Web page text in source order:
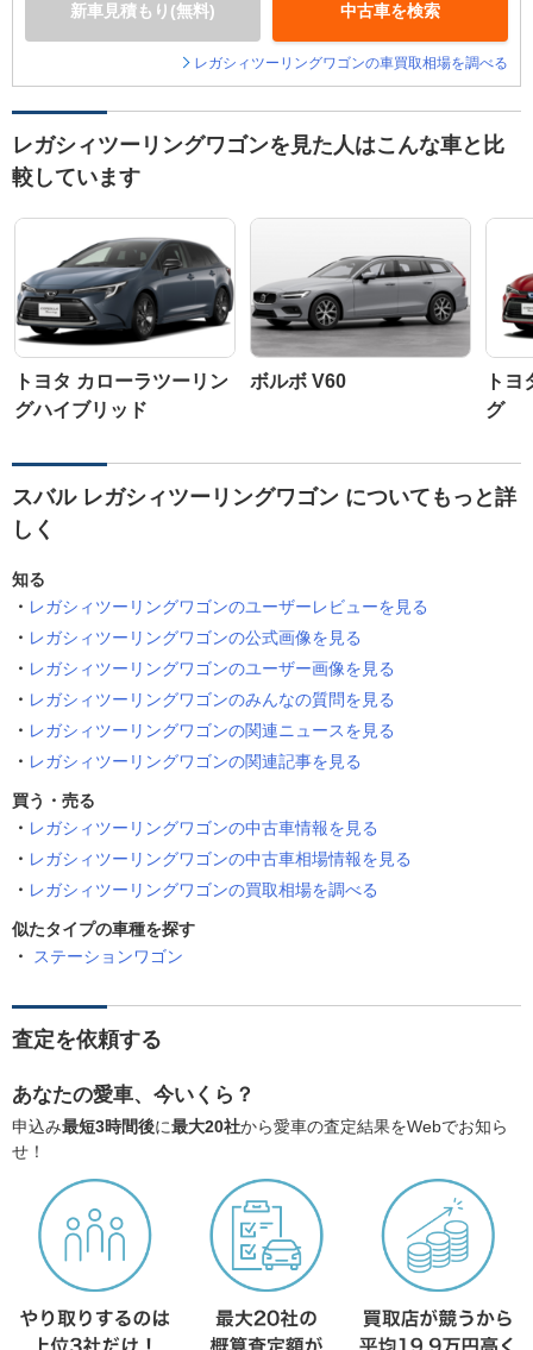
新車見積もり(無料) 中古車を検索
レガシィツーリングワゴンの車買取相場を調べる
レガシィツーリングワゴンを見た人はこんな車と比
較しています
トヨタ カローラツーリン
グハイブリッド
ボルボ V60
ト
グ
スバル レガシィツーリングワゴン についてもっと詳
しく
知る
レガシィツーリングワゴンのユーザーレビューを見る
レガシィツーリングワゴンの公式画像を見る
レガシィツーリングワゴンのユーザー画像を見る
レガシィツーリングワゴンのみんなの質問を見る
レガシィツーリングワゴンの関連ニュースを見る
レガシィツーリングワゴンの関連記事を見る
買う・売る
レガシィツーリングワゴンの中古車情報を見る
レガシィツーリングワゴンの中古車相場情報を見る
レガシィツーリングワゴンの買取相場を調べる
似たタイプの車種を探す
ステーションワゴン
査定を依頼する
あなたの愛車、今いくら？
申込み最短3時間後に最大20社から愛車の査定結果をWebでお知ら
せ！